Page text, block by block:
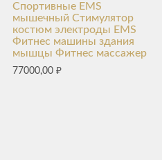
Спортивные EMS
мышечный Стимулятор
костюм электроды EMS
Фитнес машины здания
мышцы Фитнес массажер
77000,00₽